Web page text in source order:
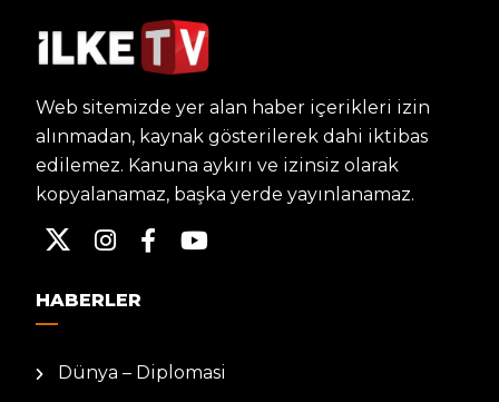
Web sitemizde yer alan haber içerikleri izin
alınmadan, kaynak gösterilerek dahi iktibas
edilemez. Kanuna aykırı ve izinsiz olarak
kopyalanamaz, başka yerde yayınlanamaz.
HABERLER
Dünya – Diplomasi